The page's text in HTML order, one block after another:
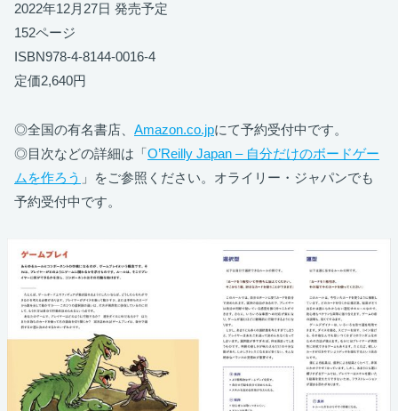
2022年12月27日 発売予定
152ページ
ISBN978-4-8144-0016-4
定価2,640円
◎全国の有名書店、 Amazon.co.jpにて予約受付中です。
◎目次などの詳細は「O’Reilly Japan – 自分だけのボードゲー
ムを作ろう 」をご参照ください。オライリー・ジャパンでも
予約受付中です。